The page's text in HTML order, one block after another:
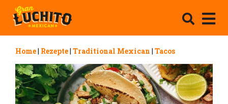
Home| Rezepte| Traditional Mexican | Tacos